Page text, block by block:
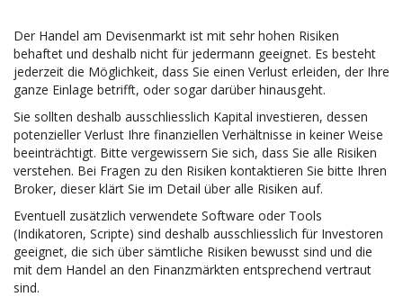
Der Handel am Devisenmarkt ist mit sehr hohen Risiken
behaftet und deshalb nicht für jedermann geeignet. Es besteht
jederzeit die Möglichkeit, dass Sie einen Verlust erleiden, der Ihre
ganze Einlage betrifft, oder sogar darüber hinausgeht.
Sie sollten deshalb ausschliesslich Kapital investieren, dessen
potenzieller Verlust Ihre finanziellen Verhältnisse in keiner Weise
beeinträchtigt. Bitte vergewissern Sie sich, dass Sie alle Risiken
verstehen. Bei Fragen zu den Risiken kontaktieren Sie bitte Ihren
Broker, dieser klärt Sie im Detail über alle Risiken auf.
Eventuell zusätzlich verwendete Software oder Tools
(Indikatoren, Scripte) sind deshalb ausschliesslich für Investoren
geeignet, die sich über sämtliche Risiken bewusst sind und die
mit dem Handel an den Finanzmärkten entsprechend vertraut
sind.